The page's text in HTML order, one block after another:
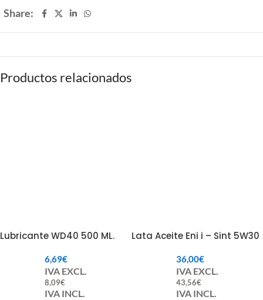
Share:
Productos relacionados
Lubricante WD40 500 ML.
6,69€
IVA EXCL.
8,09€
IVA INCL.
Lata Aceite Eni i – Sint 5W30
36,00€
IVA EXCL.
43,56€
IVA INCL.